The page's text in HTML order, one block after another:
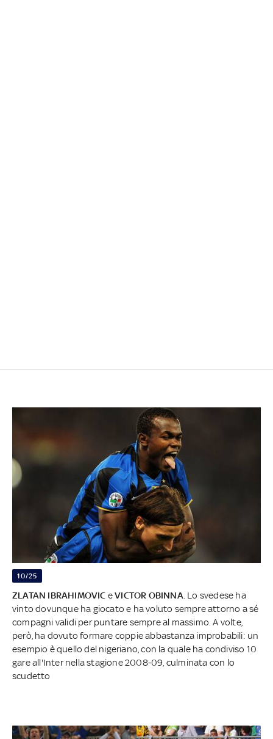
10/25
ZLATAN IBRAHIMOVIC eVICTOR OBINNA . Lo svedese ha
vinto dovunque ha giocato e ha voluto sempre attorno a sé
compagni validi per puntare sempre al massimo. A volte,
però, ha dovuto formare coppie abbastanza improbabili: un
esempio è quello del nigeriano, con la quale ha condiviso 10
gare all'Inter nella stagione 2008-09, culminata con lo
scudetto